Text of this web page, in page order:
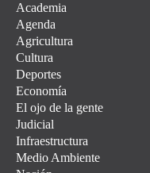
Academia
Agenda
Agricultura
Cultura
Deportes
Economía
El ojo de la gente
Judicial
Infraestructura
Medio Ambiente